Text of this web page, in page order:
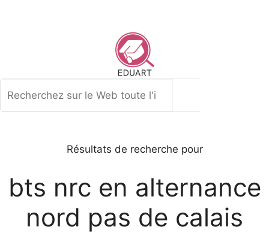
Résultats de recherche pour
bts nrc en alternance
nord pas de calais